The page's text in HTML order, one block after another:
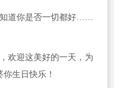
道你是否一切都好……
欢迎这美好的一天，为
生日快乐！